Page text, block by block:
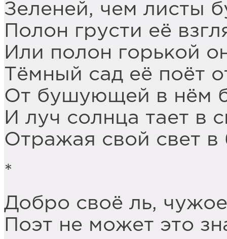
Зеленей, чем листы
Полон грусти её
Или полон горькой
Тёмный сад её поёт
От бушующей в нём
И луч солнца тает в
Отражая свой свет в
*
Добро своё ль,
Поэт не может это